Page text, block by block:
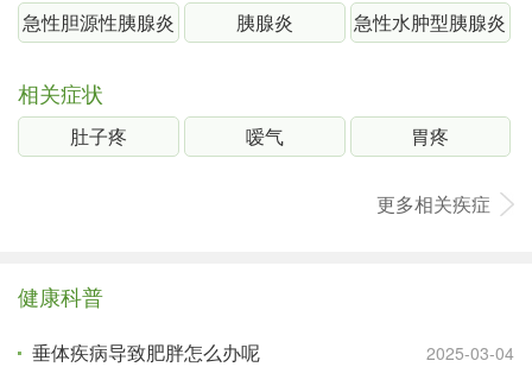
急性胆源性胰腺炎
胰腺炎 急性水肿型胰腺炎
相关症状
肚子疼 嗳气 胃疼
更多相关疾症
健康科普
2025-03-04
垂体疾病导致肥胖怎么办呢